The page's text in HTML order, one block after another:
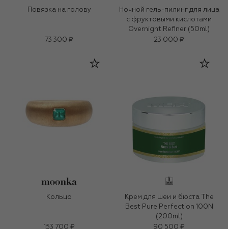
Повязка на голову
73 300 ₽
Ночной гель-пилинг для лица
с фруктовыми кислотами
Overnight Refiner (50ml)
23 000 ₽
Кольцо
153 700 ₽
Крем для шеи и бюста The
Best Pure Perfection 100N
(200ml)
90 500 ₽